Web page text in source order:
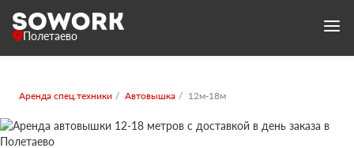
Полетаево
Аренда спец.техники Автовышка 12м-18м